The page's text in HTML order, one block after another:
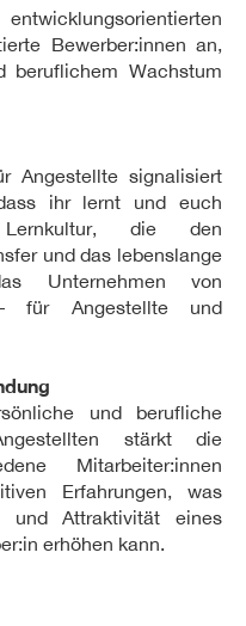
Bewerber:innen an,
beruflichem Wachstum
Angestellte signalisiert
ihr lernt und euch
Lernkultur, die den
und das lebenslange
Unternehmen von
für Angestellte und
und berufliche
stärkt die
Mitarbeiter:innen
Erfahrungen, was
und Attraktivität eines
erhöhen kann.